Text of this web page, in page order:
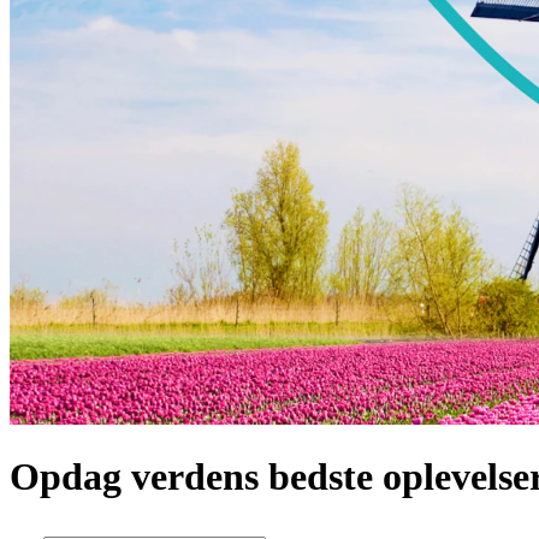
Opdag verdens bedste